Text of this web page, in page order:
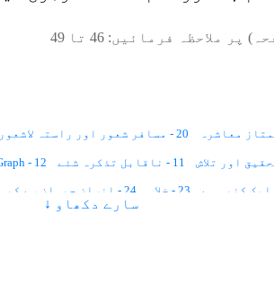
پر ملاحظہ فرمائیں: 46 تا 49
20 - مسافر شعور اور راستہ لاشعور ہے
11 - ناقابل تذکرہ شئے 12 - Graph – گراف
23 - خلاء 24 - انسان حیوان سے کیوں ممتاز ہے
31 - وقت کیا ہے
سارے دکھاو ↓